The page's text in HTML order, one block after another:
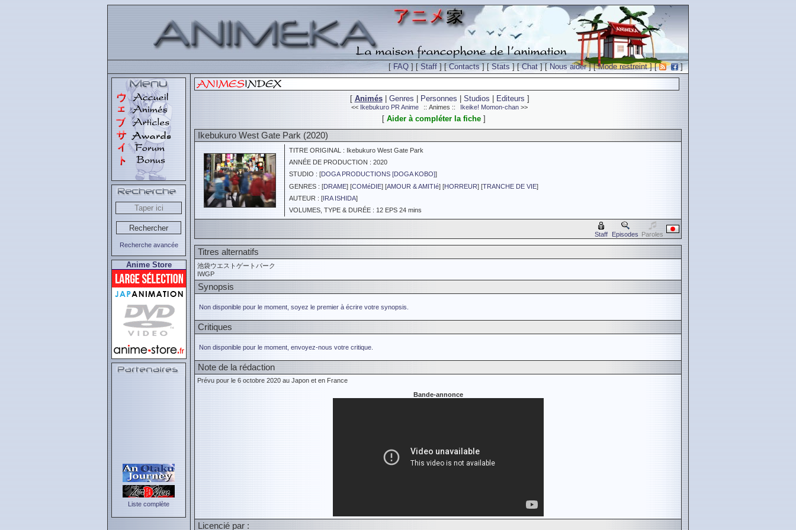
[FAQ ] [Staff ] [Contacts] [Stats] [Chat] [Nous aider] [Mode restreint] [ ]
Recherche avancée
Anime Store
Liste complète
[ Animés| Genres Personnes Studios Editeurs ]
<< Ikebukuro PR Anime :: Animes :: Ikeike! Momon-chan >>
[ Aider à compléter la fiche]
Ikebukuro West Gate Park (2020)
TITRE ORIGINAL : Ikebukuro West Gate Park
ANNÉE DE PRODUCTION : 2020
STUDIO : [DOGA PRODUCTIONS [DOGA KOBO]]
GENRES : [DRAME] [COMéDIE] [AMOUR & AMITIé] [HORREUR] [TRANCHE DE VIE]
AUTEUR : [IRA ISHIDA]
VOLUMES, TYPE & DURÉE : 12 EPS 24 mins
Staff Episodes Paroles
Titres alternatifs
池袋ウエストゲートパーク
IWGP
Synopsis
Non disponible pour le moment, soyez le premier à écrire votre synopsis.
Critiques
Non disponible pour le moment, envoyez-nous votre critique.
Note de la rédaction
Prévu pour le 6 octobre 2020 au Japon et en France
Bande-annonce
Licencié par :